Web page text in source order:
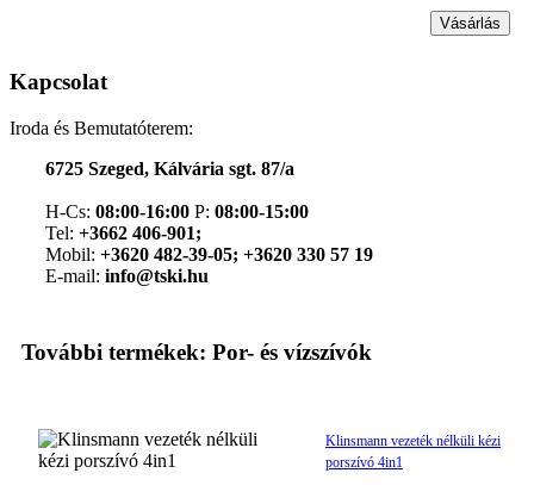
Vásárlás
Kapcsolat
Iroda és Bemutatóterem:
6725 Szeged, Kálvária sgt. 87/a
H-Cs: 08:00-16:00 P: 08:00-15:00
Tel: +3662 406-901;
Mobil: +3620 482-39-05; +3620 330 57 19
E-mail: info@tski.hu
További termékek: Por- és vízszívók
Klinsmann vezeték nélküli kézi
porszívó 4in1